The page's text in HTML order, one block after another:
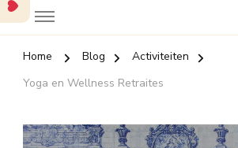
Home Blog
Activiteiten
Yoga en Wellness Retraites